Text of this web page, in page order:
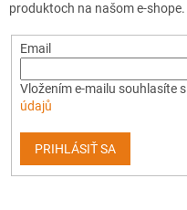
produktoch na našom e-shope.
Email
Vložením e-mailu souhlasíte s
údajů
PRIHLÁSIŤ SA